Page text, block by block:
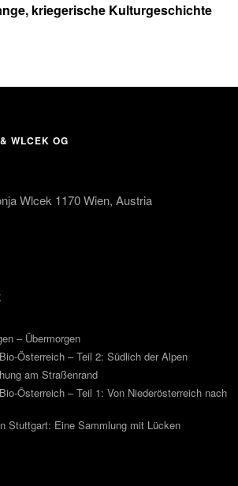
kriegerische Kulturgeschichte
WLCEK OG
Wlcek 1170 Wien, Austria
– Übermorgen
Österreich – Teil 2: Südlich der Alpen
am Straßenrand
Österreich – Teil 1: Von Niederösterreich nach
Stuttgart: Eine Sammlung mit Lücken